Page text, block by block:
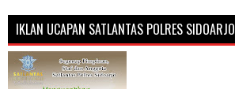
IKLAN UCAPAN SATLANTAS POLRES SIDOARJO